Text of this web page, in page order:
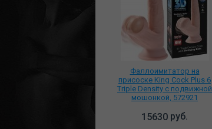
Фаллоимитатор на
присоске King Cock Plus 6
Triple Density с подвижной
мошонкой, 572921
15630 руб.